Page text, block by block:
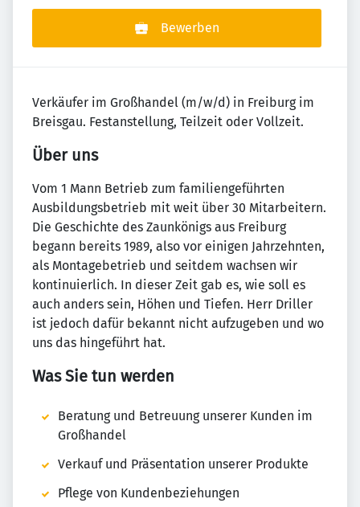
Bewerben
Verkäufer im Großhandel (m/w/d) in Freiburg im
Breisgau. Festanstellung, Teilzeit oder Vollzeit.
Über uns
Vom 1 Mann Betrieb zum familiengeführten
Ausbildungsbetrieb mit weit über 30 Mitarbeitern.
Die Geschichte des Zaunkönigs aus Freiburg
begann bereits 1989, also vor einigen Jahrzehnten,
als Montagebetrieb und seitdem wachsen wir
kontinuierlich. In dieser Zeit gab es, wie soll es
auch anders sein, Höhen und Tiefen. Herr Driller
ist jedoch dafür bekannt nicht aufzugeben und wo
uns das hingeführt hat.
Was Sie tun werden
Beratung und Betreuung unserer Kunden im
Großhandel
Verkauf und Präsentation unserer Produkte
Pflege von Kundenbeziehungen